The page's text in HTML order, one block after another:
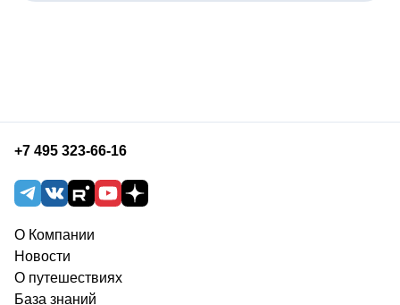
+7 495 323-66-16
О Компании
Новости
О путешествиях
База знаний